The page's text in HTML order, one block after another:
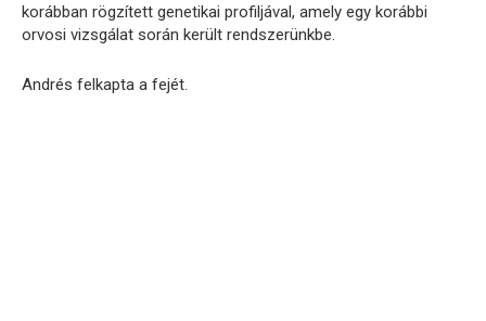
korábban rögzített genetikai profiljával, amely egy korábbi
orvosi vizsgálat során került rendszerünkbe.
Andrés felkapta a fejét.